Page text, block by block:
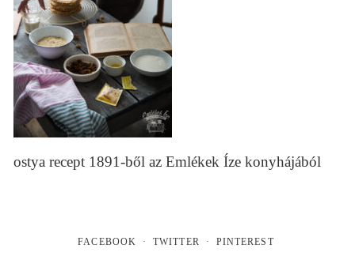
ostya recept 1891-ből az Emlékek Íze konyhájából
FACEBOOK TWITTER PINTEREST